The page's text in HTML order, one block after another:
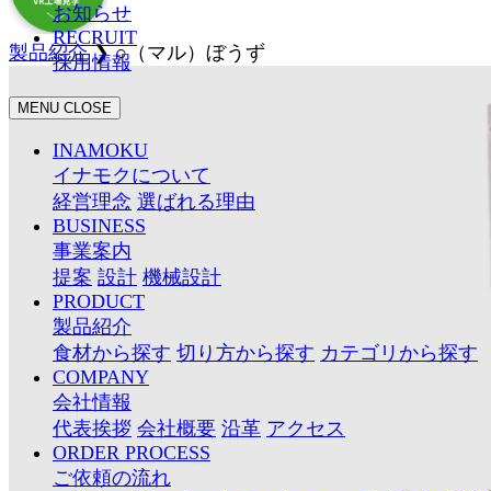
お知らせ
RECRUIT
採用情報
MENU CLOSE
INAMOKU
イナモクについて
経営理念 選ばれる理由
BUSINESS
事業案内
提案 設計 機械設計
PRODUCT
製品紹介
食材から探す 切り方から探す カテゴリから探す
COMPANY
会社情報
代表挨拶 会社概要 沿革 アクセス
ORDER PROCESS
ご依頼の流れ
製品紹介 ❯ ○（マル）ぼうず